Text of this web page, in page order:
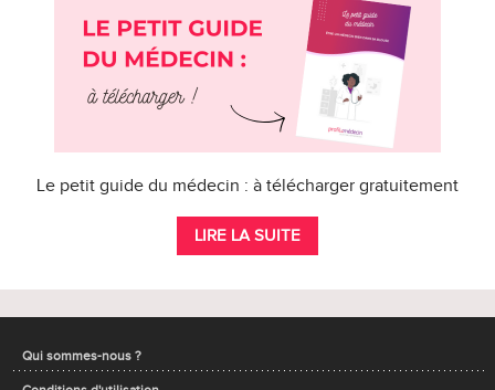
Le petit guide du médecin : à télécharger gratuitement
LIRE LA SUITE
Qui sommes-nous ?